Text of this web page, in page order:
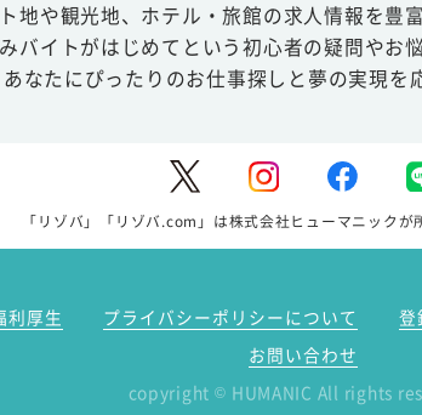
地や観光地、ホテル・旅館の求人情報を
バイトがはじめてという初心者の疑問や
なたにぴったりのお仕事探しと夢の実現を
「リゾバ」「リゾバ.com」は株式会社ヒューマニックが
利厚生 プライバシーポリシーについて 登
お問い合わせ
copyright © HUMANIC All rights